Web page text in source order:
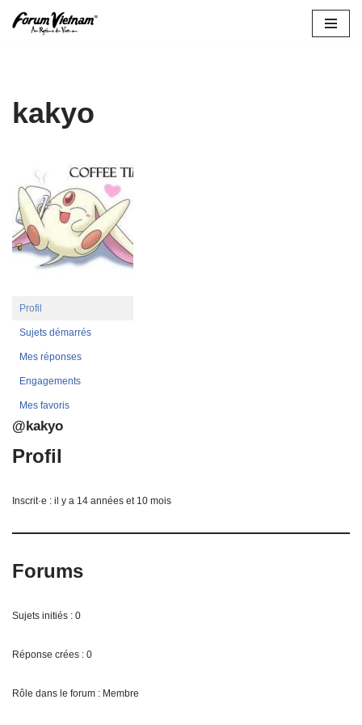
kakyo
Profil
Sujets démarrés
Mes réponses
Engagements
Mes favoris
@kakyo
Profil
Inscrit·e : il y a 14 années et 10 mois
Forums
Sujets initiés : 0
Réponse crées : 0
Rôle dans le forum : Membre